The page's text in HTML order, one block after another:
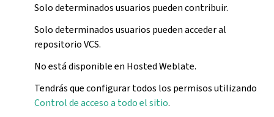
Solo determinados usuarios pueden contribuir.
Solo determinados usuarios pueden acceder al
repositorio VCS.
No está disponible en Hosted Weblate.
Tendrás que configurar todos los permisos utilizando
Control de acceso a todo el sitio.